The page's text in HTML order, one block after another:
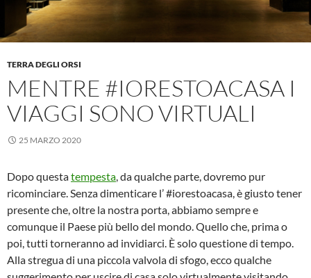
TERRA DEGLI ORSI
MENTRE #IORESTOACASA I
VIAGGI SONO VIRTUALI
25 MARZO 2020
Dopo questatempesta, da qualche parte, dovremo pur
ricominciare. Senza dimenticare l’ #iorestoacasa, è giusto tener
presente che, oltre la nostra porta, abbiamo sempre e
comunque il Paese più bello del mondo. Quello che, prima o
poi, tutti torneranno ad invidiarci. È solo questione di tempo.
Alla stregua di una piccola valvola di sfogo, ecco qualche